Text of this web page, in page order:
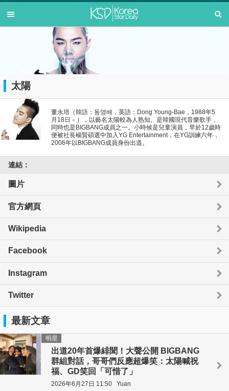
太陽
董永培（韓語：동영배，英語：Dong Young-Bae，1988年5
月18日－），以藝名太陽較為人熟知。是韓國現代音樂歌手，
同時也是BIGBANG成員之一。小時候是兒童演員，早於12歲時
便被社長楊賢碩選中加入YG Entertainment，在YG訓練六年，
2006年以BIGBANG成員身份出道。
連結：
圖片
官方網頁
Wikipedia
Facebook
Instagram
Twitter
最新文章
出道20年首爆緋聞！大聲公開 BIGBANG
群組對話，哥哥們反應超爆笑：太陽喊祝
福、GD笑回「可惜了」
明星
2026年6月27日 11:50 Yuan